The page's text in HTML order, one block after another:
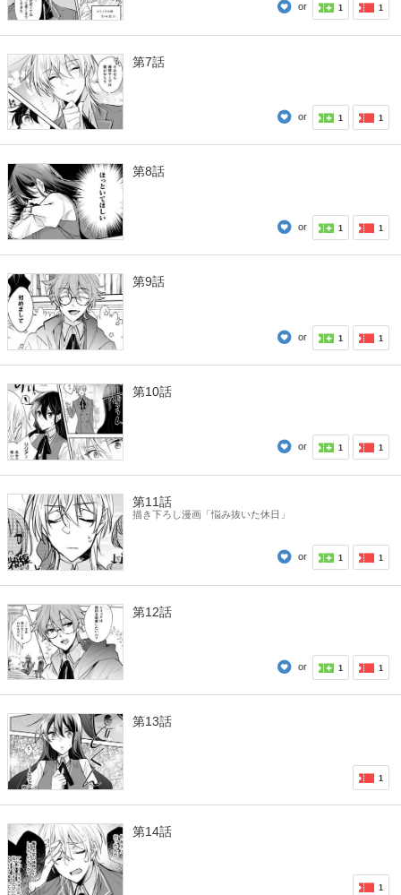
or 1 1
第7話
or 1 1
第8話
or 1 1
第9話
or 1 1
第10話
or 1 1
第11話
描き下ろし漫画「悩み抜いた休日」
or 1 1
第12話
or 1 1
第13話
1
第14話
1